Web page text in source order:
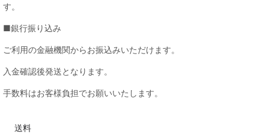
す。
■銀行振り込み
ご利用の金融機関からお振込みいただけます。
入金確認後発送となります。
手数料はお客様負担でお願いいたします。
送料